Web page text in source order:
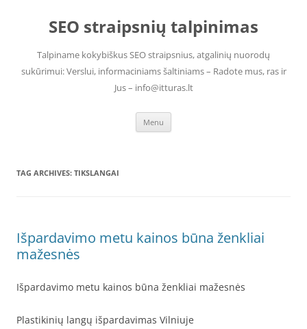
contentSEO straipsnių talpinimas
Talpiname kokybiškus SEO straipsnius, atgalinių nuorodų
sukūrimui: Verslui, informaciniams šaltiniams – Radote mus, ras ir
Jus – info@itturas.lt
Menu
TAG ARCHIVES: TIKSLANGAI
Išpardavimo metu kainos būna ženkliai
mažesnės
Išpardavimo metu kainos būna ženkliai mažesnės
Plastikinių langų išpardavimas Vilniuje